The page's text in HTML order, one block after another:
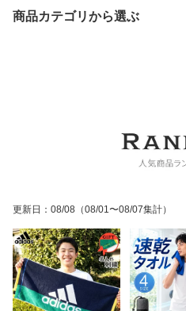
商品カテゴリから選ぶ
更新日 ： 08/08 （08/01〜08/07集計）